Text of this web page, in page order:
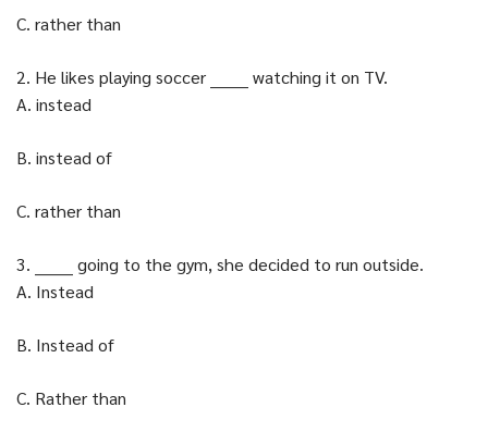
C. rather than
2. He likes playing soccer _______ watching it on TV.
A. instead
B. instead of
C. rather than
3. _______ going to the gym, she decided to run outside.
A. Instead
B. Instead of
C. Rather than